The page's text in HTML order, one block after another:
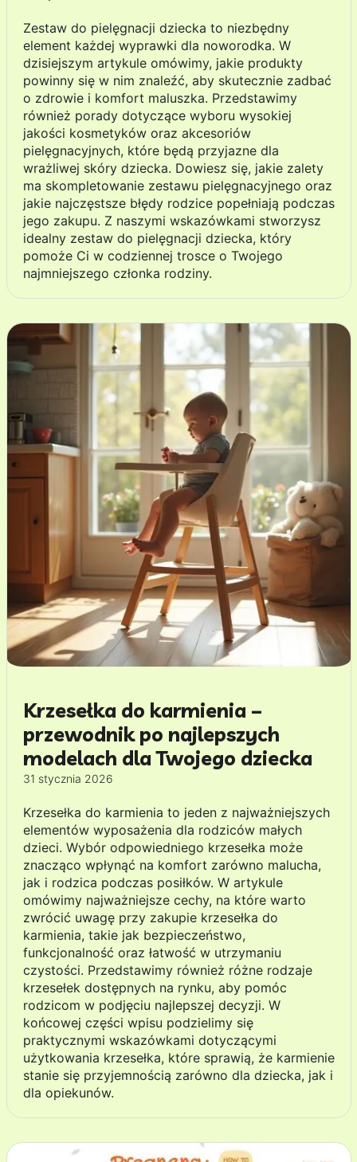
Zestaw do pielęgnacji dziecka to niezbędny
element każdej wyprawki dla noworodka. W
dzisiejszym artykule omówimy, jakie produkty
powinny się w nim znaleźć, aby skutecznie zadbać
o zdrowie i komfort maluszka. Przedstawimy
również porady dotyczące wyboru wysokiej
jakości kosmetyków oraz akcesoriów
pielęgnacyjnych, które będą przyjazne dla
wrażliwej skóry dziecka. Dowiesz się, jakie zalety
ma skompletowanie zestawu pielęgnacyjnego oraz
jakie najczęstsze błędy rodzice popełniają podczas
jego zakupu. Z naszymi wskazówkami stworzysz
idealny zestaw do pielęgnacji dziecka, który
pomoże Ci w codziennej trosce o Twojego
najmniejszego członka rodziny.
Krzesełka do karmienia –
przewodnik po najlepszych
modelach dla Twojego dziecka
31 stycznia 2026
Krzesełka do karmienia to jeden z najważniejszych
elementów wyposażenia dla rodziców małych
dzieci. Wybór odpowiedniego krzesełka może
znacząco wpłynąć na komfort zarówno malucha,
jak i rodzica podczas posiłków. W artykule
omówimy najważniejsze cechy, na które warto
zwrócić uwagę przy zakupie krzesełka do
karmienia, takie jak bezpieczeństwo,
funkcjonalność oraz łatwość w utrzymaniu
czystości. Przedstawimy również różne rodzaje
krzesełek dostępnych na rynku, aby pomóc
rodzicom w podjęciu najlepszej decyzji. W
końcowej części wpisu podzielimy się
praktycznymi wskazówkami dotyczącymi
użytkowania krzesełka, które sprawią, że karmienie
stanie się przyjemnością zarówno dla dziecka, jak i
dla opiekunów.